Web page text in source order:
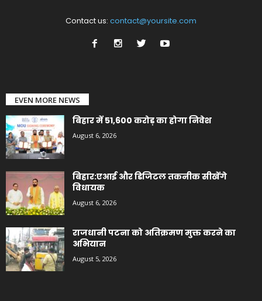
Contact us: contact@yoursite.com
EVEN MORE NEWS
बिहार में 51,600 करोड़ का होगा निवेश
August 6, 2026
बिहार:एआई और डिजिटल तकनीक सीखेंगे
विधायक
August 6, 2026
राजधानी पटना को अतिक्रमण मुक्त करने का
अभियान
August 5, 2026